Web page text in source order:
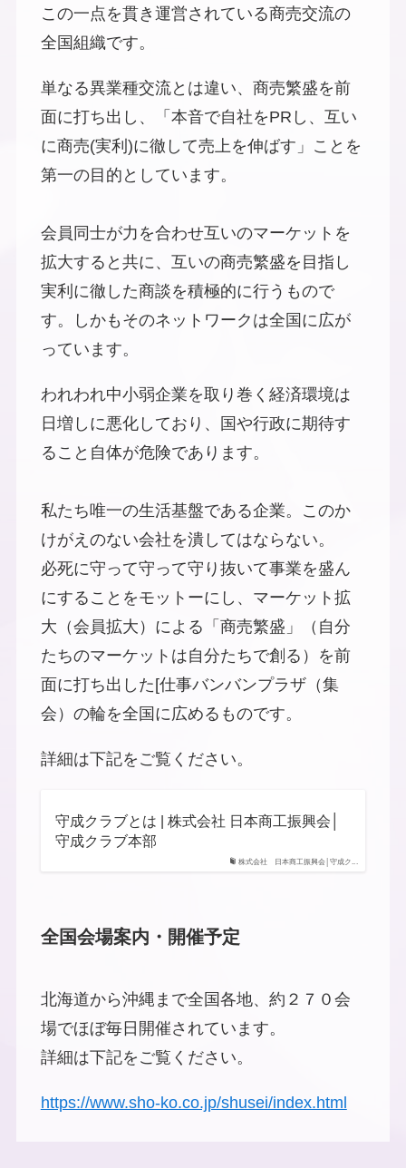
この一点を貫き運営されている商売交流の
全国組織です。
単なる異業種交流とは違い、商売繁盛を前
面に打ち出し、「本音で自社をPRし、互い
に商売(実利)に徹して売上を伸ばす」ことを
第一の目的としています。
会員同士が力を合わせ互いのマーケットを
拡大すると共に、互いの商売繁盛を目指し
実利に徹した商談を積極的に行うもので
す。しかもそのネットワークは全国に広が
っています。
われわれ中小弱企業を取り巻く経済環境は
日増しに悪化しており、国や行政に期待す
ること自体が危険であります。
私たち唯一の生活基盤である企業。このか
けがえのない会社を潰してはならない。
必死に守って守って守り抜いて事業を盛ん
にすることをモットーにし、マーケット拡
大（会員拡大）による「商売繁盛」（自分
たちのマーケットは自分たちで創る）を前
面に打ち出した[仕事バンバンプラザ（集
会）の輪を全国に広めるものです。
詳細は下記をご覧ください。
株式会社 日本商工振興会│守成ク...
守成クラブとは | 株式会社 日本商工振興会│
守成クラブ本部
全国会場案内・開催予定
北海道から沖縄まで全国各地、約２７０会
場でほぼ毎日開催されています。
詳細は下記をご覧ください。
https://www.sho-ko.co.jp/shusei/index.html